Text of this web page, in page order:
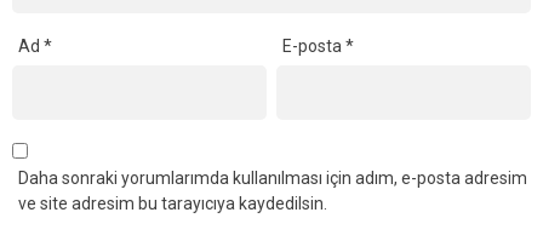
Ad * E-posta*
Daha sonraki yorumlarımda kullanılması için adım, e-posta adresim
ve site adresim bu tarayıcıya kaydedilsin.